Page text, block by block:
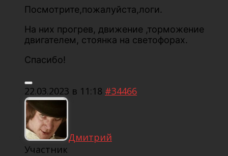
Посмотрите,пожалуйста,логи.
На них прогрев, движение ,торможение
двигателем, стоянка на светофорах.
Спасибо!
22.03.2023 в 11:18 #34466
Дмитрий
Участник